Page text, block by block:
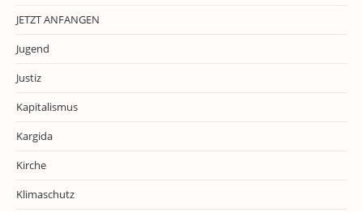
JETZT ANFANGEN
Jugend
Justiz
Kapitalismus
Kargida
Kirche
Klimaschutz